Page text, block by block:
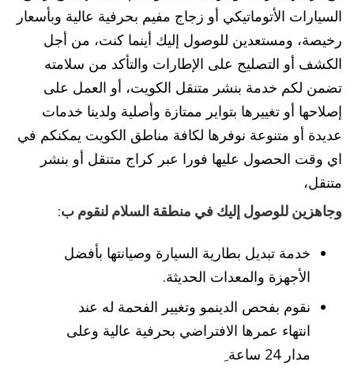
السيارات الأتوماتيكي أو زجاج مفيم بحرفية عالية وبأسعار
رخيصة، ومستعدين للوصول إليك أينما كنت، من أجل
الكشف أو التصليح على الإطارات والتأكد من سلامته
تضمن لكم خدمة بنشر متنقل الكويت، أو العمل على
إصلاحها أو تغييرها بتواير ممتازة وأصلية ولدينا خدمات
عديدة أو متنوعة نوفرها لكافة مناطق الكويت يمكنكم في
اي وقت الحصول عليها فورا عبر كراج متنقل أو بنشر
متنقل،
وجاهزين للوصول إليك في منطقة السلام لنقوم ب:
خدمة تبديل بطارية السيارة وصيانتها بأفضل
الأجهزة والمعدات الحديثة.
نقوم بفحص الدينمو وتغيير الفحمة له عند
انتهاء عمرها الافتراضي بحرفية عالية وعلى
مدار 24 ساعة ِ